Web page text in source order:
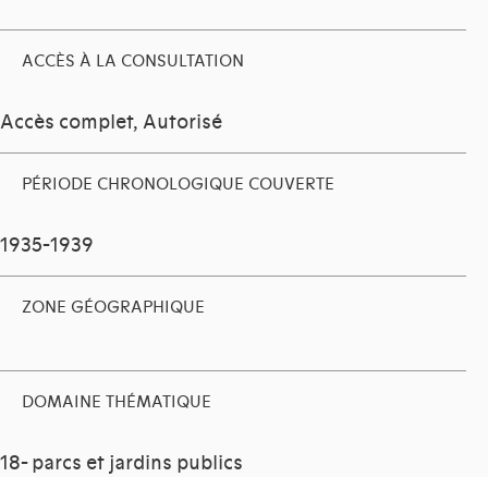
ACCÈS À LA CONSULTATION
Accès complet, Autorisé
PÉRIODE CHRONOLOGIQUE COUVERTE
1935-1939
ZONE GÉOGRAPHIQUE
DOMAINE THÉMATIQUE
18- parcs et jardins publics